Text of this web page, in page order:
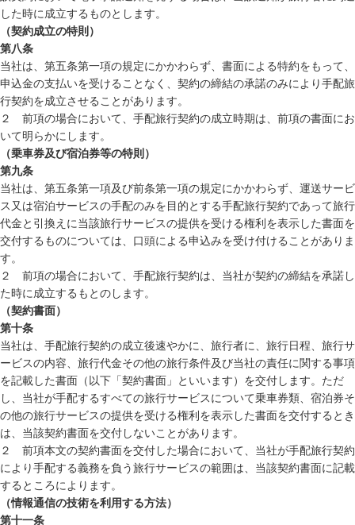
した時に成立するものとします。
（契約成立の特則）
第八条
当社は、第五条第一項の規定にかかわらず、書面による特約をもって、
申込金の支払いを受けることなく、契約の締結の承諾のみにより手配旅
行契約を成立させることがあります。
２ 前項の場合において、手配旅行契約の成立時期は、前項の書面にお
いて明らかにします。
（乗車券及び宿泊券等の特則）
第九条
当社は、第五条第一項及び前条第一項の規定にかかわらず、運送サービ
ス又は宿泊サービスの手配のみを目的とする手配旅行契約であって旅行
代金と引換えに当該旅行サービスの提供を受ける権利を表示した書面を
交付するものについては、口頭による申込みを受け付けることがありま
す。
２ 前項の場合において、手配旅行契約は、当社が契約の締結を承諾し
た時に成立するもとのします。
（契約書面）
第十条
当社は、手配旅行契約の成立後速やかに、旅行者に、旅行日程、旅行サ
ービスの内容、旅行代金その他の旅行条件及び当社の責任に関する事項
を記載した書面（以下「契約書面」といいます）を交付します。ただ
し、当社が手配するすべての旅行サービスについて乗車券類、宿泊券そ
の他の旅行サービスの提供を受ける権利を表示した書面を交付するとき
は、当該契約書面を交付しないことがあります。
２ 前項本文の契約書面を交付した場合において、当社が手配旅行契約
により手配する義務を負う旅行サービスの範囲は、当該契約書面に記載
するところによります。
（情報通信の技術を利用する方法）
第十一条